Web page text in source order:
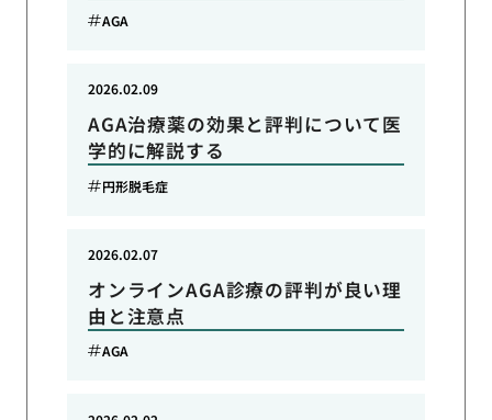
AGA
AGA治療薬の効果と評判について医
学的に解説する
2026.02.09
円形脱毛症
オンラインAGA診療の評判が良い理
由と注意点
2026.02.07
AGA